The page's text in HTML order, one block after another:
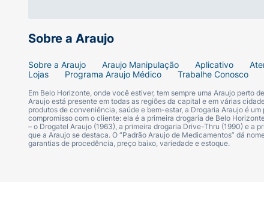
meio da manhã ou da tarde, no pós-
Ficha Técnico:
Marca:Active Life
Linha:Snack Protein
Produto:Salgadinho de Milho Proteico
Sobre a Araujo
Sobre a Araujo Araujo Manipulação Aplicativo
Lojas
Programa Araujo Médico Trabalhe Conosco
Em Belo Horizonte, onde você estiver, tem sempre uma Araujo perto
Araujo está presente em todas as regiões da capital e em várias
produtos de conveniência, saúde e bem-estar, a Drogaria Araujo é
compromisso com o cliente: ela é a primeira drogaria de Belo
– o Drogatel Araujo (1963), a primeira drogaria Drive-Thru (1990) e a
que a Araujo se destaca. O “Padrão Araujo de Medicamentos” dá
garantias de procedência, preço baixo, variedade e estoque.